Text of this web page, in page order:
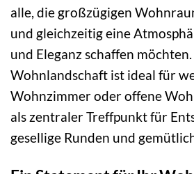
alle, die großzügigen
und gleichzeitig eine
und Eleganz schaffen
Wohnlandschaft ist ideal für
Wohnzimmer oder offene
als zentraler Treffpunkt für
gesellige Runden und